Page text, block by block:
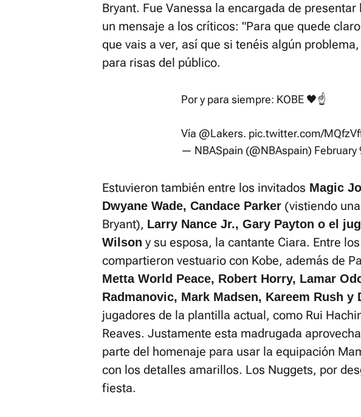
Bryant. Fue Vanessa la encargada de
un mensaje a los críticos: "Para que quede
que vais a ver, así que si tenéis algún
para risas del público.
Por y para siempre: KOBE 🖤☝️
Vía @Lakers. pic.twitter.com/
— NBASpain (@NBAspain) February
Estuvieron también entre los invitados Magic
Dwyane Wade, Candace Parker (vistiendo
Bryant), Larry Nance Jr., Gary Payton o el
Wilson y su esposa, la cantante Ciara. Entre
compartieron vestuario con Kobe, además de
Metta World Peace, Robert Horry, Lamar
Radmanovic, Mark Madsen, Kareem Rush y
jugadores de la plantilla actual, como Rui
Reaves. Justamente esta madrugada
parte del homenaje para usar la equipación
con los detalles amarillos. Los Nuggets, por
fiesta.